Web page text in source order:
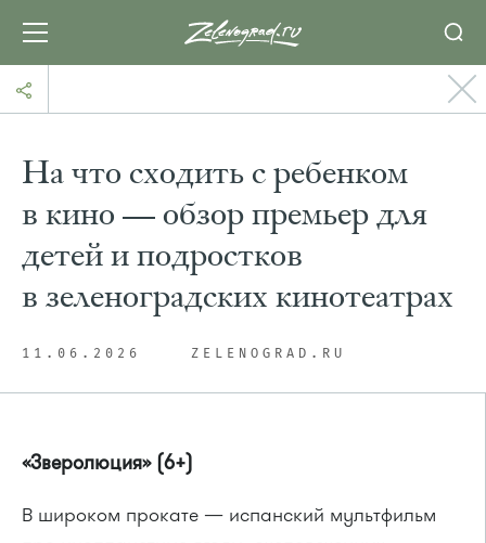
На что сходить с ребенком
в кино — обзор премьер для
детей и подростков
в зеленоградских кинотеатрах
11.06.2026 ZELENOGRAD.RU
«Зверолюция» (6+)
В широком прокате — испанский мультфильм